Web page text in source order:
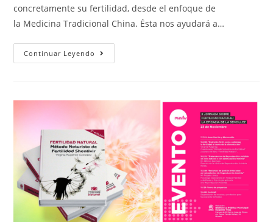
concretamente su fertilidad, desde el enfoque de
la Medicina Tradicional China. Ésta nos ayudará a…
Continuar Leyendo